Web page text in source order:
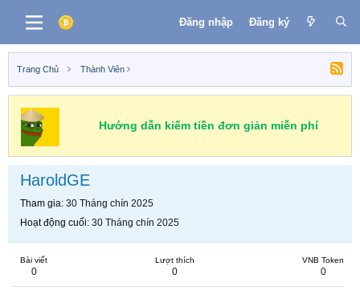
Đăng nhập Đăng ký
Trang Chủ Thành Viên
Hướng dẫn kiếm tiền đơn giản miễn phí
HaroldGE
Tham gia 30 Tháng chín 2025
Hoạt động cuối 30 Tháng chín 2025
Bài viết
0
Lượt thích
0
VNB Token
0